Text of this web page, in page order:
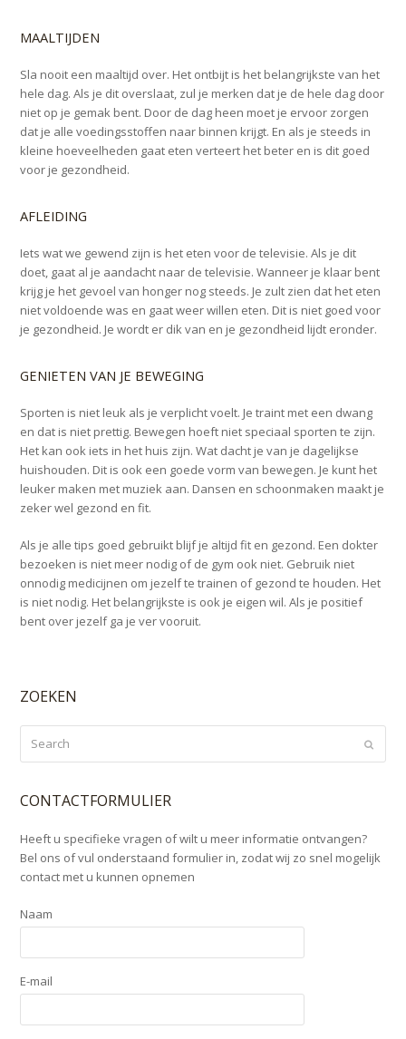
MAALTIJDEN
Sla nooit een maaltijd over. Het ontbijt is het belangrijkste van het
hele dag. Als je dit overslaat, zul je merken dat je de hele dag door
niet op je gemak bent. Door de dag heen moet je ervoor zorgen
dat je alle voedingsstoffen naar binnen krijgt. En als je steeds in
kleine hoeveelheden gaat eten verteert het beter en is dit goed
voor je gezondheid.
AFLEIDING
Iets wat we gewend zijn is het eten voor de televisie. Als je dit
doet, gaat al je aandacht naar de televisie. Wanneer je klaar bent
krijg je het gevoel van honger nog steeds. Je zult zien dat het eten
niet voldoende was en gaat weer willen eten. Dit is niet goed voor
je gezondheid. Je wordt er dik van en je gezondheid lijdt eronder.
GENIETEN VAN JE BEWEGING
Sporten is niet leuk als je verplicht voelt. Je traint met een dwang
en dat is niet prettig. Bewegen hoeft niet speciaal sporten te zijn.
Het kan ook iets in het huis zijn. Wat dacht je van je dagelijkse
huishouden. Dit is ook een goede vorm van bewegen. Je kunt het
leuker maken met muziek aan. Dansen en schoonmaken maakt je
zeker wel gezond en fit.
Als je alle tips goed gebruikt blijf je altijd fit en gezond. Een dokter
bezoeken is niet meer nodig of de gym ook niet. Gebruik niet
onnodig medicijnen om jezelf te trainen of gezond te houden. Het
is niet nodig. Het belangrijkste is ook je eigen wil. Als je positief
bent over jezelf ga je ver vooruit.
ZOEKEN
CONTACTFORMULIER
Heeft u specifieke vragen of wilt u meer informatie ontvangen?
Bel ons of vul onderstaand formulier in, zodat wij zo snel mogelijk
contact met u kunnen opnemen
Naam
E-mail